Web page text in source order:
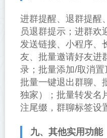
进群提醒、退群提醒
员退群提示；进群欢
发送链接、小程序、
友、批量邀请好友进
录；批量添加/取消置
批量一键退出群聊、
独家）；批量转发名
注尾缀，群聊标签设
九、其他实用功能